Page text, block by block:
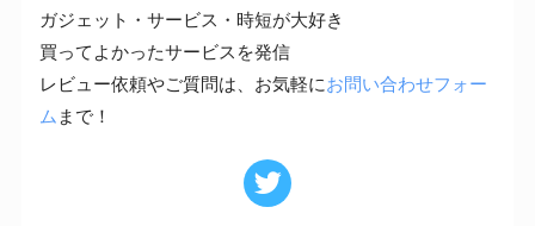
ガジェット・サービス・時短が大好き
買ってよかったサービスを発信
レビュー依頼やご質問は、お気軽にお問い合わせフォー
ム まで！